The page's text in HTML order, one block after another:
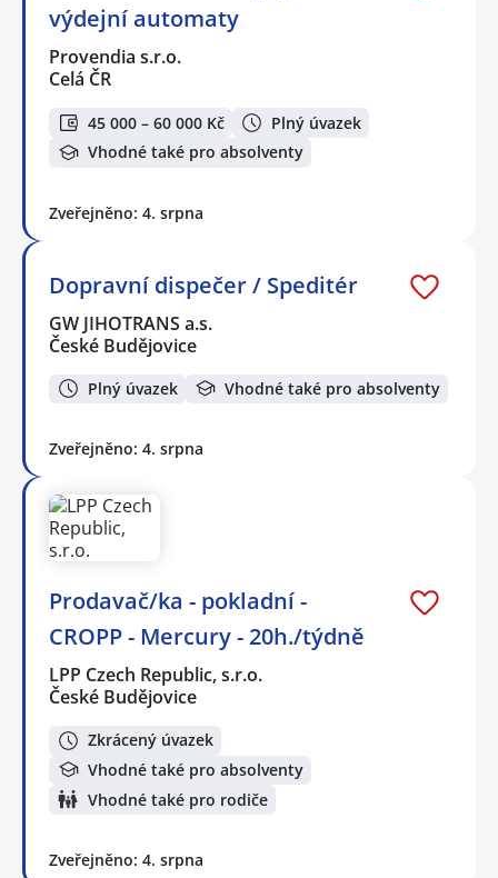
výdejní automaty
Provendia s.r.o.
Celá ČR
45 000 – 60 000 Kč
Plný úvazek
Vhodné také pro absolventy
Zveřejněno: 4. srpna
Dopravní dispečer / Speditér
GW JIHOTRANS a.s.
České Budějovice
Plný úvazek Vhodné také pro absolventy
Zveřejněno: 4. srpna
Prodavač/ka - pokladní -
CROPP - Mercury - 20h./týdně
LPP Czech Republic, s.r.o.
České Budějovice
Zkrácený úvazek
Vhodné také pro absolventy
Vhodné také pro rodiče
Zveřejněno: 4. srpna